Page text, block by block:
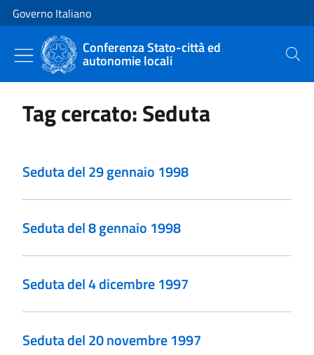
Vai al contenuto
Vai alla navigazione del sito
Governo Italiano
Conferenza Stato-città ed
autonomie locali Cerca
Tag cercato: Seduta
Seduta del 29 gennaio 1998
Seduta del 8 gennaio 1998
Seduta del 4 dicembre 1997
Seduta del 20 novembre 1997